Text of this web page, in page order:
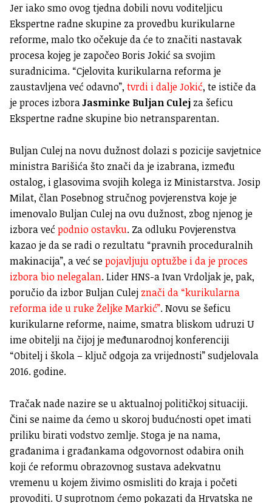
Jer iako smo ovog tjedna dobili novu voditeljicu
Ekspertne radne skupine za provedbu kurikularne
reforme, malo tko očekuje da će to značiti nastavak
procesa kojeg je započeo Boris Jokić sa svojim
suradnicima. “Cjelovita kurikularna reforma je
zaustavljena već odavno”, tvrdi i dalje Jokić, te ističe da
je proces izboraJasminke Buljan Culej za šeficu
Ekspertne radne skupine bio netransparentan.
Buljan Culej na novu dužnost dolazi s pozicije savjetnice
ministra Barišića što znači da je izabrana, između
ostalog, i glasovima svojih kolega iz Ministarstva. Josip
Milat, član Posebnog stručnog povjerenstva koje je
imenovalo Buljan Culej na ovu dužnost, zbog njenog je
izbora već podnio ostavku. Za odluku Povjerenstva
kazao je da se radi o rezultatu “pravnih proceduralnih
makinacija”, a već sepojavljuju optužbe i da je proces
izbora bio nelegalan. Lider HNS-a Ivan Vrdoljak je, pak,
poručio da izbor Buljan Culej znači da “kurikularna
reforma ide u ruke Željke Markić”. Novu se šeficu
kurikularne reforme, naime, smatra bliskom udruzi U
ime obitelji na čijoj je međunarodnoj konferenciji
“Obitelj i škola – ključ odgoja za vrijednosti” sudjelovala
2016. godine.
Tračak nade nazire se u aktualnoj političkoj situaciji.
Čini se naime da ćemo u skoroj budućnosti opet imati
priliku birati vodstvo zemlje. Stoga je na nama,
građanima i građankama odgovornost odabira onih
koji će reformu obrazovnog sustava adekvatnu
vremenu u kojem živimo osmisliti do kraja i početi
provoditi. U suprotnom ćemo pokazati da Hrvatska ne